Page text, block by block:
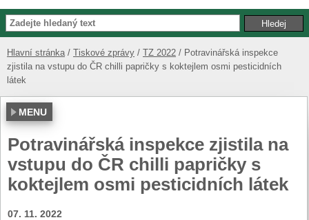
Hlavní stránka Tiskové zprávy TZ 2022
Potravinářská inspekce
zjistila na vstupu do ČR chilli papričky s koktejlem osmi pesticidních
látek
MENU
Potravinářská inspekce zjistila na
vstupu do ČR chilli papričky s
koktejlem osmi pesticidních látek
07. 11. 2022